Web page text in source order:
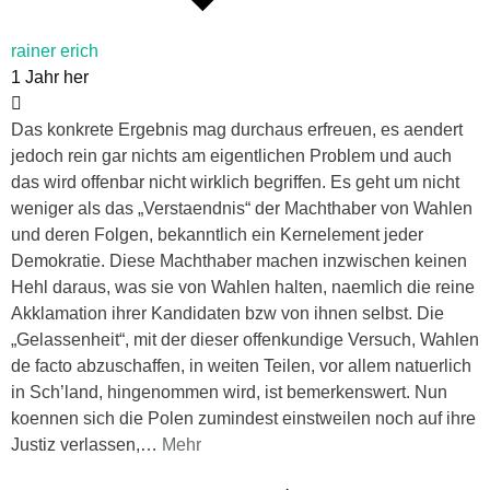
rainer erich
1 Jahr her
Das konkrete Ergebnis mag durchaus erfreuen, es aendert
jedoch rein gar nichts am eigentlichen Problem und auch
das wird offenbar nicht wirklich begriffen. Es geht um nicht
weniger als das „Verstaendnis“ der Machthaber von Wahlen
und deren Folgen, bekanntlich ein Kernelement jeder
Demokratie. Diese Machthaber machen inzwischen keinen
Hehl daraus, was sie von Wahlen halten, naemlich die reine
Akklamation ihrer Kandidaten bzw von ihnen selbst. Die
„Gelassenheit“, mit der dieser offenkundige Versuch, Wahlen
de facto abzuschaffen, in weiten Teilen, vor allem natuerlich
in Sch’land, hingenommen wird, ist bemerkenswert. Nun
koennen sich die Polen zumindest einstweilen noch auf ihre
Justiz verlassen,… Mehr